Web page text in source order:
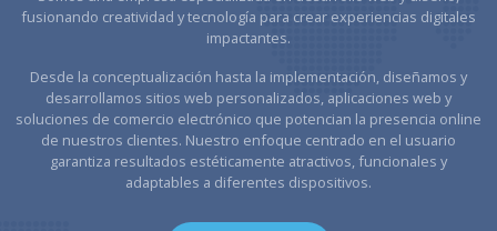
fusionando creatividad y tecnología para crear experiencias digitales
impactantes.
Desde la conceptualización hasta la implementación, diseñamos y
desarrollamos sitios web personalizados, aplicaciones web y
soluciones de comercio electrónico que potencian la presencia online
de nuestros clientes. Nuestro enfoque centrado en el usuario
garantiza resultados estéticamente atractivos, funcionales y
adaptables a diferentes dispositivos.